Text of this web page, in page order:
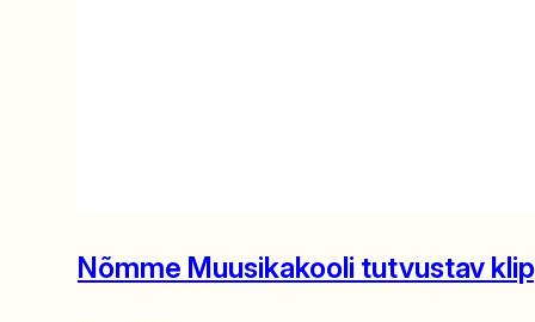
Nõmme Muusikakooli tutvustav